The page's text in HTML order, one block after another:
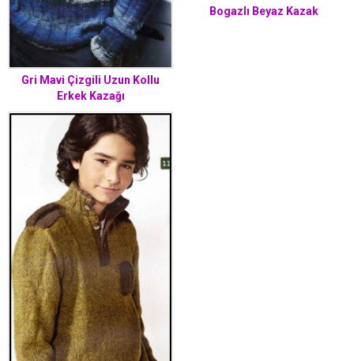
Gri Mavi Çizgili Uzun Kollu
Erkek Kazağı
Bogazlı Beyaz Kazak